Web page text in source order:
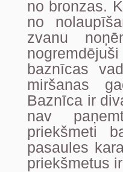
no bronzas.
no
zvanu
baznīcas
miršanas
Baznīca ir
nav
priekšmeti
pasaules
priekšmetus